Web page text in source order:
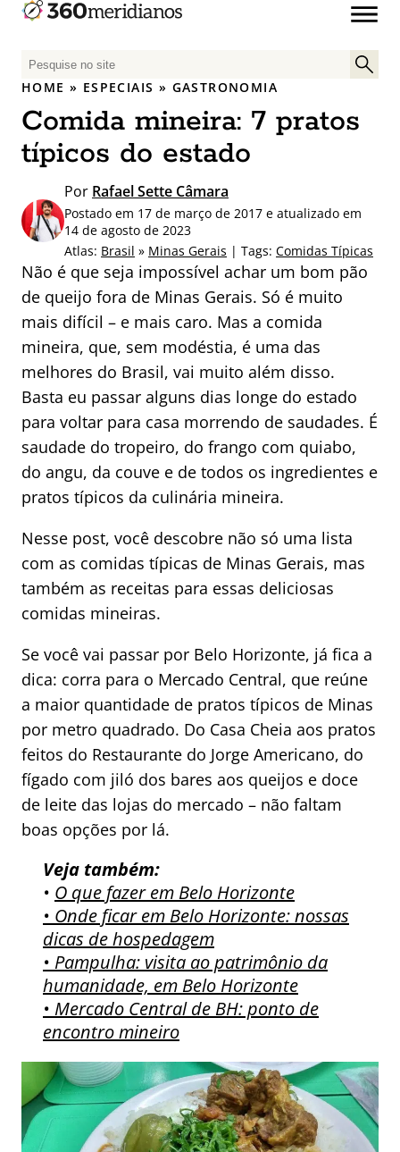
P
e
q
u
i
a
r
o
r
:
HOME » ESPECIAIS » GASTRONOMIA
Comida mineira: 7 pratos
típicos do estado
Por Rafael Sette Câmara
Postado em 17 de março de 2017 e atualizado em
14 de agosto de 2023
Atlas: Brasil » Minas Gerais | Tags: Comidas Típicas
Não é que seja impossível achar um bom pão
de queijo fora de Minas Gerais. Só é muito
mais difícil – e mais caro. Mas a comida
mineira, que, sem modéstia, é uma das
melhores do Brasil, vai muito além disso.
Basta eu passar alguns dias longe do estado
para voltar para casa morrendo de saudades. É
saudade do tropeiro, do frango com quiabo,
do angu, da couve e de todos os ingredientes e
pratos típicos da culinária mineira.
Nesse post, você descobre não só uma lista
com as comidas típicas de Minas Gerais, mas
também as receitas para essas deliciosas
comidas mineiras.
Se você vai passar por Belo Horizonte, já fica a
dica: corra para o Mercado Central, que reúne
a maior quantidade de pratos típicos de Minas
por metro quadrado. Do Casa Cheia aos pratos
feitos do Restaurante do Jorge Americano, do
fígado com jiló dos bares aos queijos e doce
de leite das lojas do mercado – não faltam
boas opções por lá.
Veja também:
• O que fazer em Belo Horizonte
• Onde ficar em Belo Horizonte: nossas
dicas de hospedagem
• Pampulha: visita ao patrimônio da
humanidade, em Belo Horizonte
• Mercado Central de BH: ponto de
encontro mineiro